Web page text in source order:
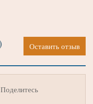
Оставить отзыв